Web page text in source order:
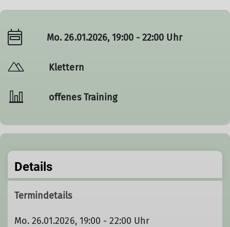
Mo. 26.01.2026, 19:00 - 22:00 Uhr
Klettern
offenes Training
Details
Termindetails
Mo. 26.01.2026, 19:00 - 22:00 Uhr